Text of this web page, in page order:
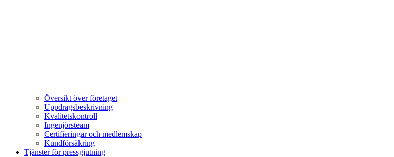
Översikt över företaget
Uppdragsbeskrivning
Kvalitetskontroll
Ingenjörsteam
Certifieringar och medlemskap
Kundförsäkring
Tjänster för pressgjutning